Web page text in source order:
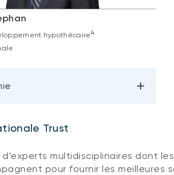
hypothécaire4
Trust
multidisciplinaires dont
pour fournir les meilleures